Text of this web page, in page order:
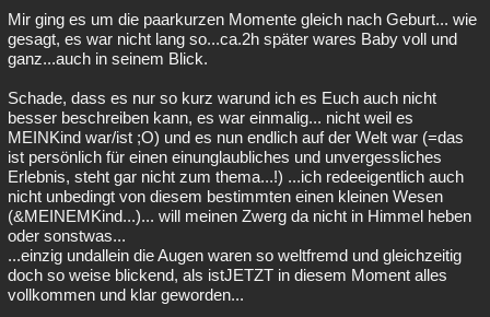
Mir ging es um die paarkurzen Momente gleich nach Geburt... wie
gesagt, es war nicht lang so...ca.2h später wares Baby voll und
ganz...auch in seinem Blick.
Schade, dass es nur so kurz warund ich es Euch auch nicht
besser beschreiben kann, es war einmalig... nicht weil es
MEINKind war/ist ;O) und es nun endlich auf der Welt war (=das
ist persönlich für einen einunglaubliches und unvergessliches
Erlebnis, steht gar nicht zum thema...!) ...ich redeeigentlich auch
nicht unbedingt von diesem bestimmten einen kleinen Wesen
(&MEINEMKind...)... will meinen Zwerg da nicht in Himmel heben
oder sonstwas...
...einzig undallein die Augen waren so weltfremd und gleichzeitig
doch so weise blickend, als istJETZT in diesem Moment alles
vollkommen und klar geworden...